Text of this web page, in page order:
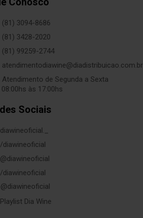
(81) 3094-8686
(81) 3428-2020
(81) 99259-2744
atendimentodiawine@diadistribuicao.com.br
Atendimento de Segunda a Sexta
às 17:00hs
Sociais
diawineoficial._
/diawineoficial
@diawineoficial
/diawineoficial
@diawineoficial
Playlist Dia Wine